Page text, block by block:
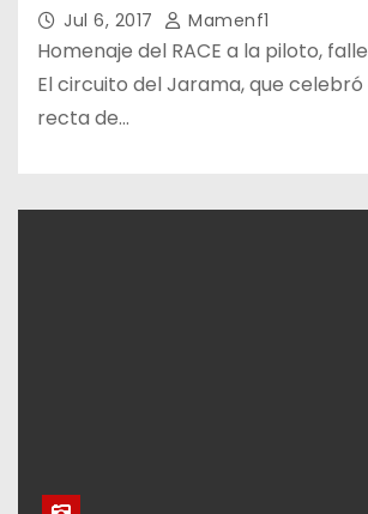
Jul 6, 2017 Mamenf1
Homenaje del RACE a la piloto,
El circuito del Jarama, que
recta de…